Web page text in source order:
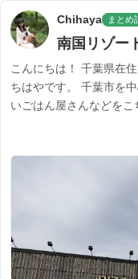
Chihaya まとめ
南国リゾー
こんにちは！ 千葉県在
ちはやです。 千葉市を
いごはん屋さんなどをこ